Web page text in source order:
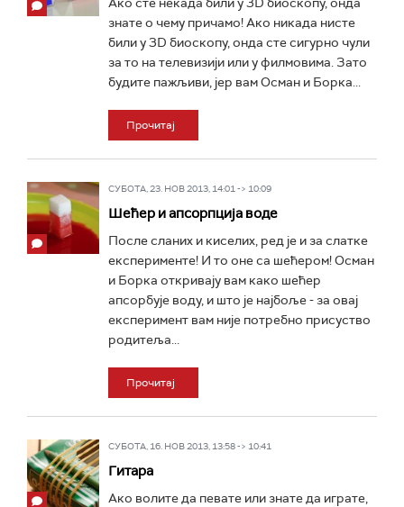
знате о чему причамо! Ако никада нисте
били у 3D биоскопу, онда сте сигурно чули
за то на телевизији или у филмовима. Зато
будите пажљиви, јер вам Осман и Борка...
Прочитај
СУБОТА, 23. НОВ 2013, 14:01 -> 10:09
Шећер и апсорпција воде
После сланих и киселих, ред је и за слатке
експерименте! И то оне са шећером! Осман
и Борка откривају вам како шећер
апсорбује воду, и што је најбоље - за овај
експеримент вам није потребно присуство
родитеља...
Прочитај
СУБОТА, 16. НОВ 2013, 13:58 -> 10:41
Гитара
Ако волите да певате или знате да играте,